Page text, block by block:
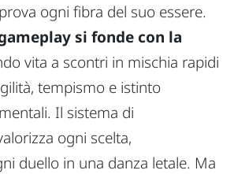
ogni fibra del suo essere.
si fonde con la
vita a scontri in mischia rapidi
tempismo e istinto
Il sistema di
ogni scelta,
duello in una danza letale. Ma